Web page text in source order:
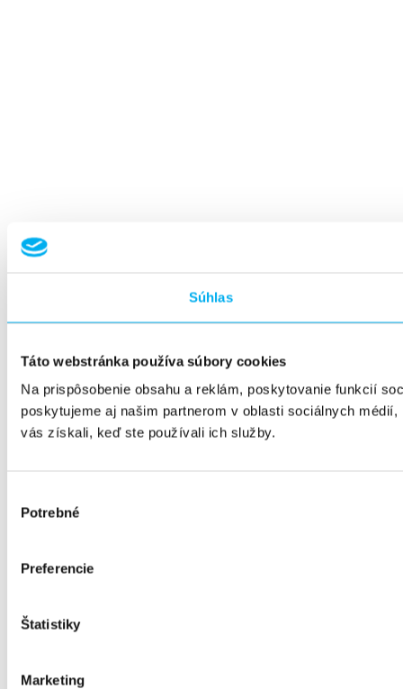
Súhlas
Táto webstránka používa súbory cookies
Na prispôsobenie obsahu a reklám, poskytovanie funkcií
poskytujeme aj našim partnerom v oblasti sociálnych
vás získali, keď ste používali ich služby.
súhlasu
Potrebné
Preferencie
Štatistiky
Marketing